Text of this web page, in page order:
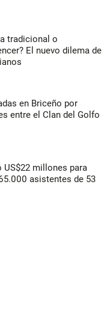
tradicional o
El nuevo dilema de
en Briceño por
entre el Clan del Golfo
millones para
asistentes de 53